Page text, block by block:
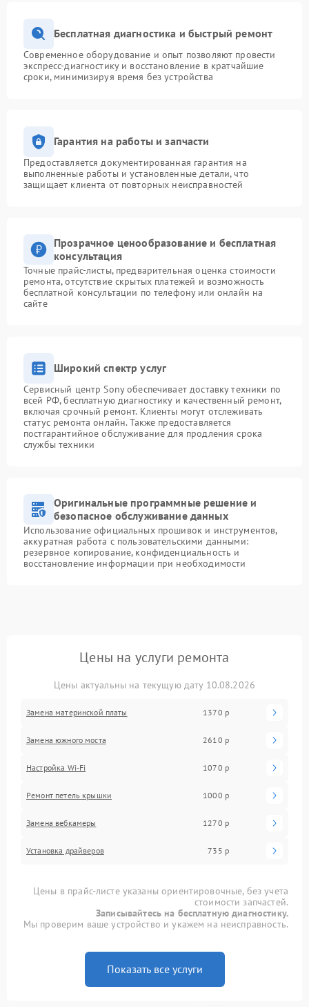
Бесплатная диагностика и быстрый ремонт
Современное оборудование и опыт позволяют провести
экспресс-диагностику и восстановление в кратчайшие
сроки, минимизируя время без устройства
Гарантия на работы и запчасти
Предоставляется документированная гарантия на
выполненные работы и установленные детали, что
защищает клиента от повторных неисправностей
Прозрачное ценообразование и бесплатная
консультация
Точные прайс-листы, предварительная оценка стоимости
ремонта, отсутствие скрытых платежей и возможность
бесплатной консультации по телефону или онлайн на
сайте
Широкий спектр услуг
Сервисный центр Sony обеспечивает доставку техники по
всей РФ, бесплатную диагностику и качественный ремонт,
включая срочный ремонт. Клиенты могут отслеживать
статус ремонта онлайн. Также предоставляется
постгарантийное обслуживание для продления срока
службы техники
Оригинальные программные решение и
безопасное обслуживание данных
Использование официальных прошивок и инструментов,
аккуратная работа с пользовательскими данными:
резервное копирование, конфиденциальность и
восстановление информации при необходимости
Цены на услуги ремонта
Цены актуальны на текущую дату 10.08.2026
Замена материнской платы 1370 р
Замена южного моста 2610 р
Настройка Wi-Fi 1070 р
Ремонт петель крышки 1000 р
Замена вебкамеры 1270 р
Установка драйверов 735 р
Цены в прайс-листе указаны ориентировочные, без учета
стоимости запчастей.
Записывайтесь на бесплатную диагностику.
Мы проверим ваше устройство и укажем на неисправность.
Показать все услуги